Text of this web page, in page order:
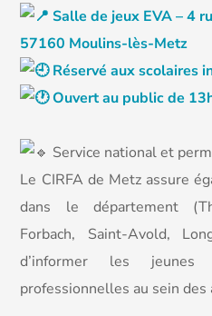
Salle de jeux EVA – 4
57160 Moulins-lès-Metz
Réservé aux scolaires
Ouvert au public de
Service national et
Le CIRFA de Metz assure
dans le département
Forbach, Saint-Avold,
d’informer les
professionnelles au sein des